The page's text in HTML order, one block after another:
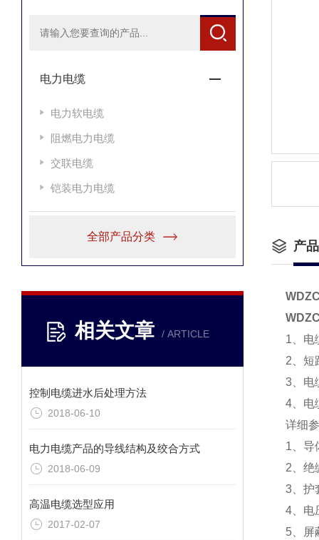
电力电缆
电力软电缆
阻燃电力电缆
交联电缆
铠装电力电缆
全部产品分类
相关文章 / ARTICLE
控制电缆进水后处理方法
2018-06-10
电力电缆产品的导线结构及绞合方式
2018-06-09
高温电缆选型应用
2017-02-07
产
1、电
2、短
3、电
4、电
详细
1、
2、
3、
4、电
5、屏